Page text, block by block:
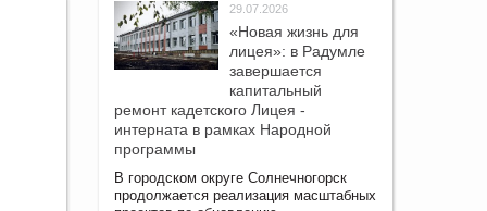
29.07.2026
«Новая жизнь для
лицея»: в Радумле
завершается
капитальный
ремонт кадетского Лицея -
интерната в рамках Народной
программы
В городском округе Солнечногорск
продолжается реализация масштабных